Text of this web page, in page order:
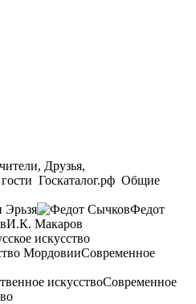
Друзья,
Госкаталог.рф Общие
Эрьзя
Федот
И.К. Макаров
искусство
Современное
Современное